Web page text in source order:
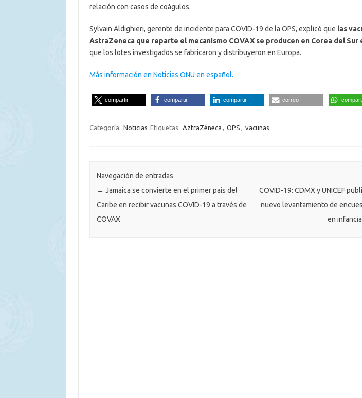
relación con casos de coágulos.
Sylvain Aldighieri, gerente de incidente para COVID-19 de la OPS, explicó que las
AstraZeneca que reparte el mecanismo COVAX se producen en Corea del Sur
que los lotes investigados se fabricaron y distribuyeron en Europa.
Más información en Noticias ONU en español.
compartir compartir compartir correo
Categoría: Noticias Etiquetas: AztraZéneca , OPS , vacunas
Navegación de entradas
← Jamaica se convierte en el primer país del
Caribe en recibir vacunas COVID-19 a través de
COVAX
COVID-19: CDMX y UNICEF
nuevo levantamiento de
en